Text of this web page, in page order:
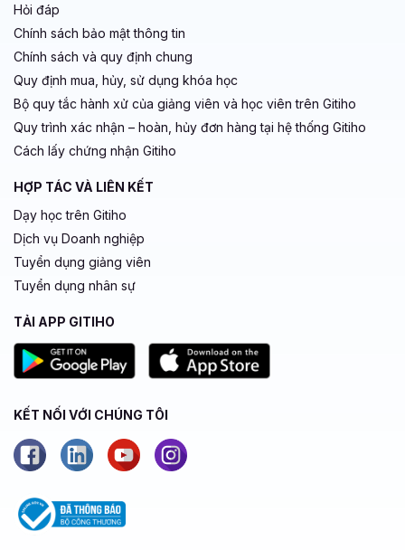
Hỏi đáp
Chính sách bảo mật thông tin
Chính sách và quy định chung
Quy định mua, hủy, sử dụng khóa học
Bộ quy tắc hành xử của giảng viên và học viên trên Gitiho
Quy trình xác nhận – hoàn, hủy đơn hàng tại hệ thống Gitiho
Cách lấy chứng nhận Gitiho
HỢP TÁC VÀ LIÊN KẾT
Dạy học trên Gitiho
Dịch vụ Doanh nghiệp
Tuyển dụng giảng viên
Tuyển dụng nhân sự
TẢI APP GITIHO
KẾT NỐI VỚI CHÚNG TÔI